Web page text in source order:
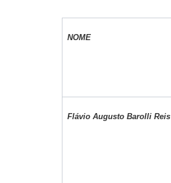
NOME
Flávio Augusto Barolli Reis